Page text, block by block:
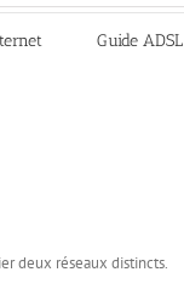
Guide ADSL
deux réseaux distincts.